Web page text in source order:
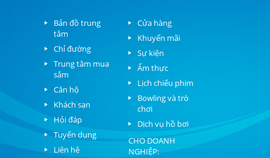
Bản đồ trung
tâm
Chỉ đường
Trung tâm mua
sắm
Căn hộ
Khách sạn
Hỏi đáp
Tuyển dụng
Liên hệ
Cửa hàng
Khuyến mãi
Sự kiện
Ẩm thực
Lịch chiếu phim
Bowling và trò
chơi
Dịch vụ hồ bơi
CHO DOANH
NGHIỆP: